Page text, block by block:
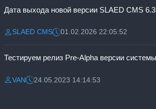
Дата выхода новой версии SLAED CMS 6.3
Разместил:
SLAED CMSДата:01.02.2026 22:05:52
Разместил:
VANДата:24.05.2023 14:14:53